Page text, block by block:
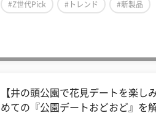
#Z世代Pick #トレンド #新製品
【井の頭公園で花見デートを楽し
めての『公園デートおどおど』を